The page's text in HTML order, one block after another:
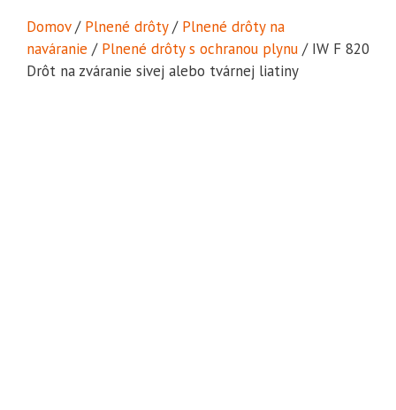
Domov/ Plnené drôty/ Plnené drôty na
naváranie / Plnené drôty s ochranou plynu / IW F 820
Drôt na zváranie sivej alebo tvárnej liatiny